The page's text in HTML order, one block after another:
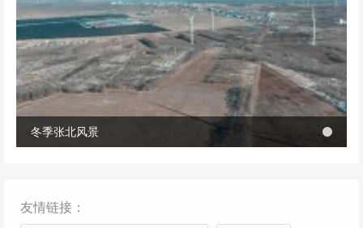
冬季张北风景
冬季张北风景
友情链接：